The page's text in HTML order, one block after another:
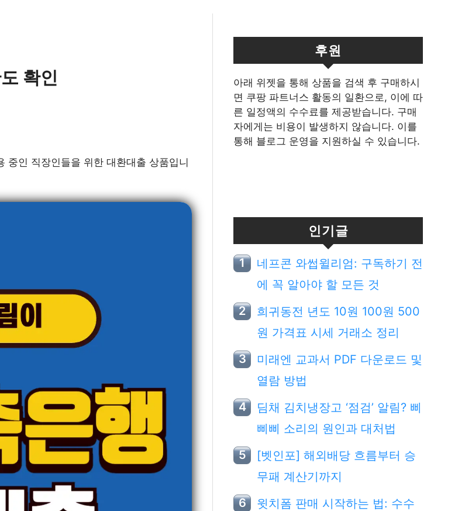
확인
중인 직장인들을 위한 대환대출 상품입니
후원
아래 위젯을 통해 상품을 검색 후 구매하시
면 쿠팡 파트너스 활동의 일환으로, 이에 따
른 일정액의 수수료를 제공받습니다. 구매
자에게는 비용이 발생하지 않습니다. 이를
통해 블로그 운영을 지원하실 수 있습니다.
인기글
네프콘 와썹윌리엄: 구독하기 전
에 꼭 알아야 할 모든 것
희귀동전 년도 10원 100원 500
원 가격표 시세 거래소 정리
미래엔 교과서 PDF 다운로드 및
열람 방법
딤채 김치냉장고 ‘점검’ 알림? 삐
삐삐 소리의 원인과 대처법
[벳인포] 해외배당 흐름부터 승
무패 계산기까지
윗치폼 판매 시작하는 법: 수수